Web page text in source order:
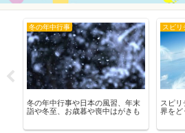
冬の年中行事
冬の年中行事や日本の風習、年末
詣や冬至、お歳暮や喪中はがきも
スピリ
スピリ
界をど